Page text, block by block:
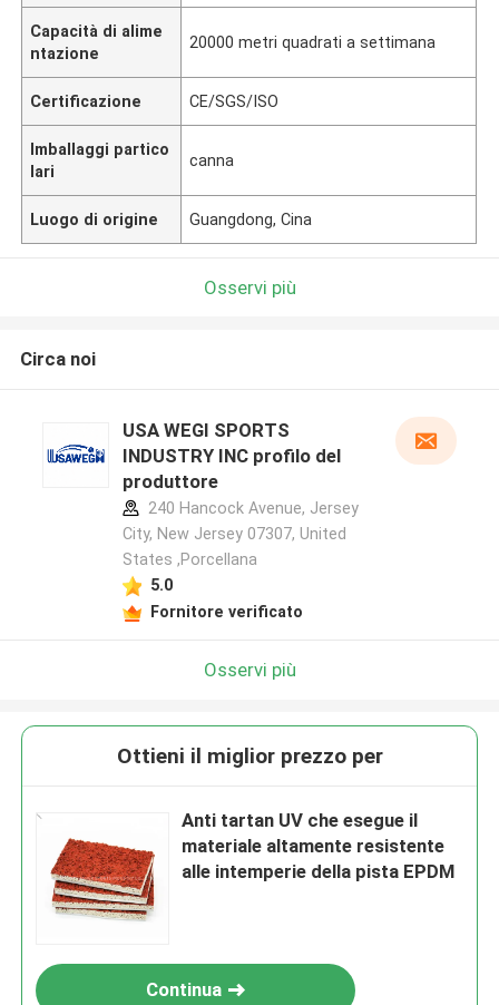
Capacità di alime
ntazione
20000 metri quadrati a settimana
Certificazione CE/SGS/ISO
Imballaggi partico
lari
canna
Luogo di origine Guangdong, Cina
Osservi più
Circa noi
USA WEGI SPORTS
INDUSTRY INC profilo del
produttore
240 Hancock Avenue, Jersey
City, New Jersey 07307, United
States ,Porcellana
5.0
Fornitore verificato
Osservi più
Ottieni il miglior prezzo per
Anti tartan UV che esegue il
materiale altamente resistente
alle intemperie della pista EPDM
Continua